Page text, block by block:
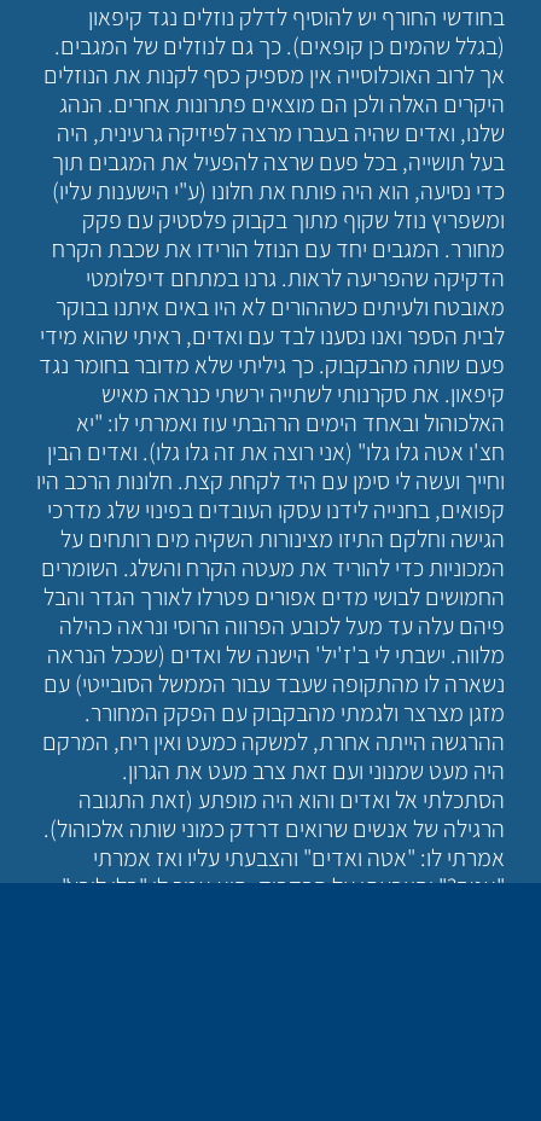
בחודשי החורף יש להוסיף לדלק נוזלים נגד קיפאון
(בגלל שהמים כן קופאים). כך גם לנוזלים של המגבים.
אך לרוב האוכלוסייה אין מספיק כסף לקנות את הנוזלים
היקרים האלה ולכן הם מוצאים פתרונות אחרים. הנהג
שלנו, ואדים שהיה בעברו מרצה לפיזיקה גרעינית, היה
בעל תושייה, בכל פעם שרצה להפעיל את המגבים תוך
כדי נסיעה, הוא היה פותח את חלונו (ע"י הישענות עליו)
ומשפריץ נוזל שקוף מתוך בקבוק פלסטיק עם פקק
מחורר. המגבים יחד עם הנוזל הורידו את שכבת הקרח
הדקיקה שהפריעה לראות. גרנו במתחם דיפלומטי
מאובטח ולעיתים כשההורים לא היו באים איתנו בבוקר
לבית הספר ואנו נסענו לבד עם ואדים, ראיתי שהוא מידי
פעם שותה מהבקבוק. כך גיליתי שלא מדובר בחומר נגד
קיפאון. את סקרנותי לשתייה ירשתי כנראה מאיש
האלכוהול ובאחד הימים הרהבתי עוז ואמרתי לו: "יא
חצ'ו אטה גלו גלו" (אני רוצה את זה גלו גלו). ואדים הבין
וחייך ועשה לי סימן עם היד לקחת קצת. חלונות הרכב היו
קפואים, בחנייה לידנו עסקו העובדים בפינוי שלג מדרכי
הגישה וחלקם התיזו מצינורות השקיה מים רותחים על
המכוניות כדי להוריד את מעטה הקרח והשלג. השומרים
החמושים לבושי מדים אפורים פטרלו לאורך הגדר והבל
פיהם עלה עד מעל לכובע הפרווה הרוסי ונראה כהילה
מלווה. ישבתי לי ב'ז'יל' הישנה של ואדים (שככל הנראה
נשארה לו מהתקופה שעבד עבור הממשל הסובייטי) עם
מזגן מצרצר ולגמתי מהבקבוק עם הפקק המחורר.
ההרגשה הייתה אחרת, למשקה כמעט ואין ריח, המרקם
היה מעט שמנוני ועם זאת צרב מעט את הגרון.
הסתכלתי אל ואדים והוא היה מופתע (זאת התגובה
הרגילה של אנשים שרואים דרדק כמוני שותה אלכוהול).
אמרתי לו: "אטה ואדים" והצבעתי עליו ואז אמרתי
"אטה?" והצבעתי על הבקבוק. הוא אמר לי "בלו ליבץ".